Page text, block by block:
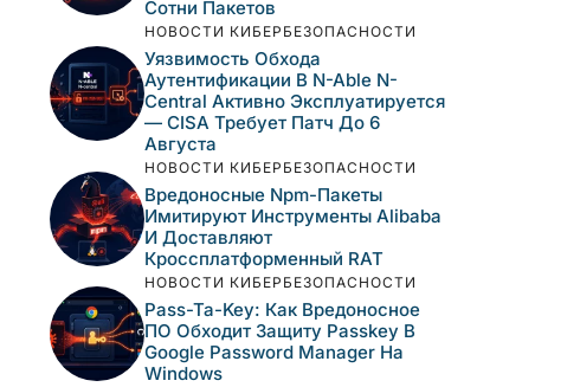
Сотни Пакетов
НОВОСТИ КИБЕРБЕЗОПАСНОСТИ
Уязвимость Обхода
Аутентификации В N-Able N-
Central Активно Эксплуатируется
— CISA Требует Патч До 6
Августа
НОВОСТИ КИБЕРБЕЗОПАСНОСТИ
Вредоносные Npm-Пакеты
Имитируют Инструменты Alibaba
И Доставляют
Кроссплатформенный RAT
НОВОСТИ КИБЕРБЕЗОПАСНОСТИ
Pass-Ta-Key: Как Вредоносное
ПО Обходит Защиту Passkey В
Google Password Manager На
Windows